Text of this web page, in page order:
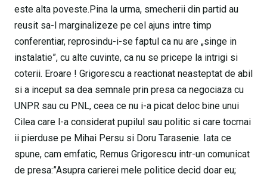
este alta poveste.Pina la urma, smecherii din partid au
reusit sa-l marginalizeze pe cel ajuns intre timp
conferentiar, reprosindu-i-se faptul ca nu are „singe in
instalatie”, cu alte cuvinte, ca nu se pricepe la intrigi si
coterii. Eroare ! Grigorescu a reactionat neasteptat de abil
si a inceput sa dea semnale prin presa ca negociaza cu
UNPR sau cu PNL, ceea ce nu i-a picat deloc bine unui
Cilea care l-a considerat pupilul sau politic si care tocmai
ii pierduse pe Mihai Persu si Doru Tarasenie. Iata ce
spune, cam emfatic, Remus Grigorescu intr-un comunicat
de presa:”Asupra carierei mele politice decid doar eu;